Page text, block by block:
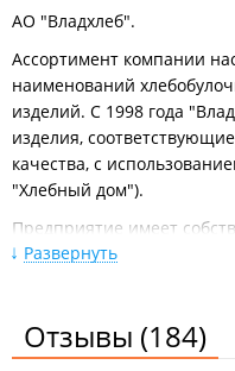
АО "Владхлеб".
Ассортимент компании
наименований
изделий. С 1998 года
изделия,
качества, с
"Хлебный дом").
Предприятие имеет
лабораторию,
компании
с международными
Развернуть
Отзывы (184)